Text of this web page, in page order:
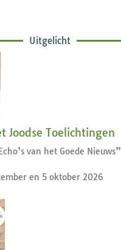
Uitgelicht
Joodse Toelichtingen
van het Goede Nieuws”
en 5 oktober 2026